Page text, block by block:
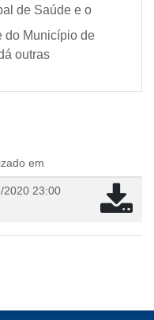
de Saúde e o
do Município de
outras
em
2020 23:00